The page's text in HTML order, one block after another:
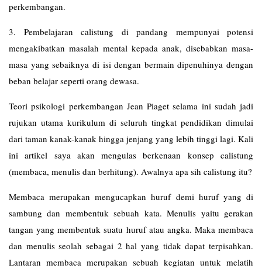
perkembangan.
3. Pembelajaran calistung di pandang mempunyai potensi
mengakibatkan masalah mental kepada anak, disebabkan masa-
masa yang sebaiknya di isi dengan bermain dipenuhinya dengan
beban belajar seperti orang dewasa.
Teori psikologi perkembangan Jean Piaget selama ini sudah jadi
rujukan utama kurikulum di seluruh tingkat pendidikan dimulai
dari taman kanak-kanak hingga jenjang yang lebih tinggi lagi. Kali
ini artikel saya akan mengulas berkenaan konsep calistung
(membaca, menulis dan berhitung). Awalnya apa sih calistung itu?
Membaca merupakan mengucapkan huruf demi huruf yang di
sambung dan membentuk sebuah kata. Menulis yaitu gerakan
tangan yang membentuk suatu huruf atau angka. Maka membaca
dan menulis seolah sebagai 2 hal yang tidak dapat terpisahkan.
Lantaran membaca merupakan sebuah kegiatan untuk melatih